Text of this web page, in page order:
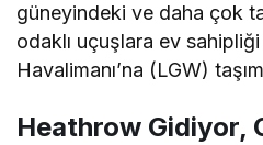
güneyindeki ve daha çok
odaklı uçuşlara ev
Havalimanı’na (LGW)
Heathrow Gidiyor,